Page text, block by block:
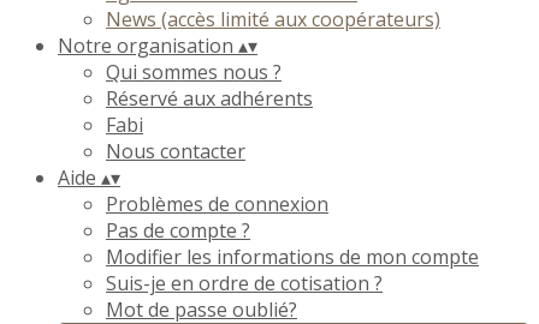
News (accès limité aux coopérateurs)
Notre organisation ▴▾
Qui sommes nous ?
Réservé aux adhérents
Fabi
Nous contacter
Aide ▴▾
Problèmes de connexion
Pas de compte ?
Modifier les informations de mon compte
Suis-je en ordre de cotisation ?
Mot de passe oublié?